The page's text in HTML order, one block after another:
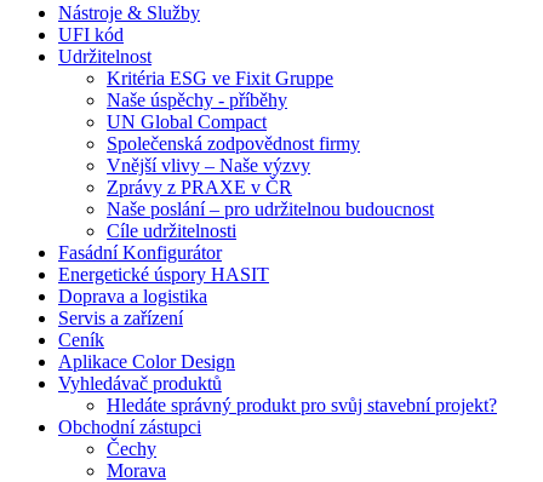
Nástroje & Služby
UFI kód
Udržitelnost
Kritéria ESG ve Fixit Gruppe
Naše úspěchy - příběhy
UN Global Compact
Společenská zodpovědnost firmy
Vnější vlivy – Naše výzvy
Zprávy z PRAXE v ČR
Naše poslání – pro udržitelnou budoucnost
Cíle udržitelnosti
Fasádní Konfigurátor
Energetické úspory HASIT
Doprava a logistika
Servis a zařízení
Ceník
Aplikace Color Design
Vyhledávač produktů
Hledáte správný produkt pro svůj stavební projekt?
Obchodní zástupci
Čechy
Morava